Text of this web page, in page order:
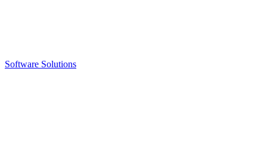
Software Solutions